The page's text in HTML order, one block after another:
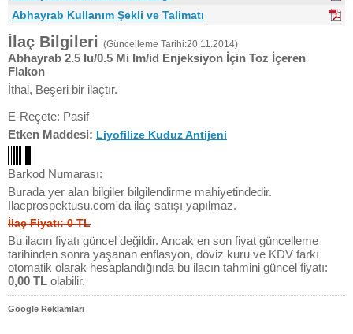
Abhayrab Kullanım Şekli ve Talimatı
İlaç Bilgileri (Güncelleme Tarihi:20.11.2014)
Abhayrab 2.5 Iu/0.5 Mi Im/id Enjeksiyon İçin Toz İçeren
Flakon
İthal, Beşeri bir ilaçtır.
E-Reçete: Pasif
Etken Maddesi: Liyofilize Kuduz Antijeni
Barkod Numarası:
Burada yer alan bilgiler bilgilendirme mahiyetindedir.
Ilacprospektusu.com'da ilaç satışı yapılmaz.
İlaç Fiyatı: 0 TL
Bu ilacın fiyatı güncel değildir. Ancak en son fiyat güncelleme
tarihinden sonra yaşanan enflasyon, döviz kuru ve KDV farkı
otomatik olarak hesaplandığında bu ilacın tahmini güncel fiyatı:
0,00 TL olabilir.
Google Reklamları